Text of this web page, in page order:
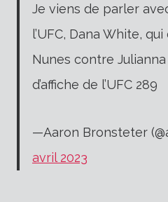
Je viens de parler
l’UFC, Dana White,
Nunes contre
d’affiche de l’UFC 289
—Aaron Bronsteter
avril 2023